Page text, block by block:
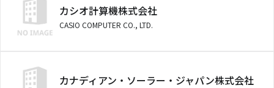
カシオ計算機株式会社
CASIO COMPUTER CO., LTD.
カナディアン・ソーラー・ジャパン株式会社